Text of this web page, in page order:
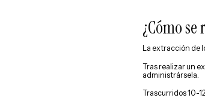
¿Cómo
La extracción de
Tras realizar un
administrársela.
Trascurridos 10-